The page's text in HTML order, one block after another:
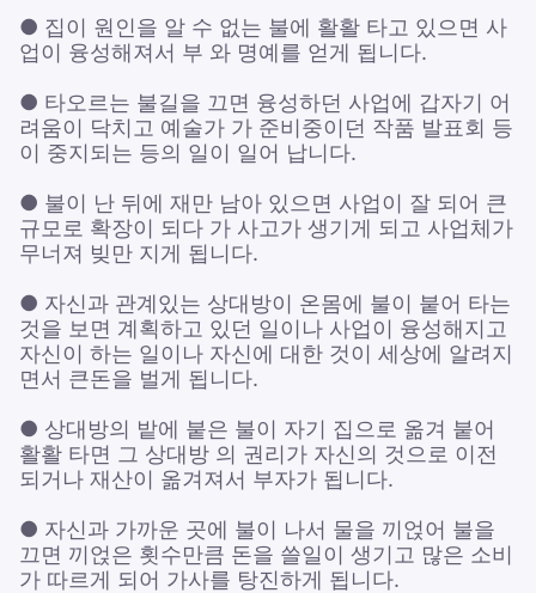
● 집이 원인을 알 수 없는 불에 활활 타고 있으면 사
업이 융성해져서 부 와 명예를 얻게 됩니다.
● 타오르는 불길을 끄면 융성하던 사업에 갑자기 어
려움이 닥치고 예술가 가 준비중이던 작품 발표회 등
이 중지되는 등의 일이 일어 납니다.
● 불이 난 뒤에 재만 남아 있으면 사업이 잘 되어 큰
규모로 확장이 되다 가 사고가 생기게 되고 사업체가
무너져 빚만 지게 됩니다.
● 자신과 관계있는 상대방이 온몸에 불이 붙어 타는
것을 보면 계획하고 있던 일이나 사업이 융성해지고
자신이 하는 일이나 자신에 대한 것이 세상에 알려지
면서 큰돈을 벌게 됩니다.
● 상대방의 밭에 붙은 불이 자기 집으로 옮겨 붙어
활활 타면 그 상대방 의 권리가 자신의 것으로 이전
되거나 재산이 옮겨져서 부자가 됩니다.
● 자신과 가까운 곳에 불이 나서 물을 끼얹어 불을
끄면 끼얹은 횟수만큼 돈을 쓸일이 생기고 많은 소비
가 따르게 되어 가사를 탕진하게 됩니다.